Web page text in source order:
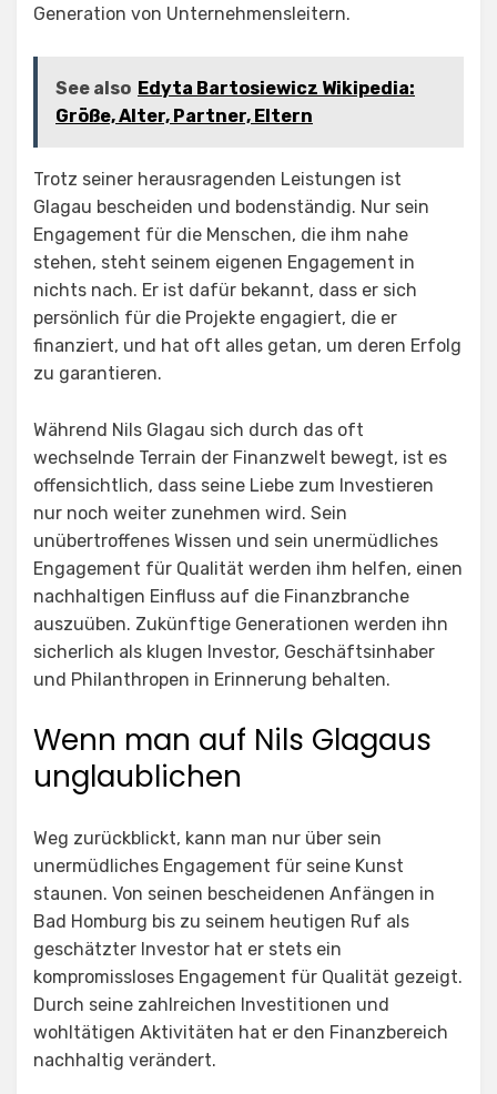
Generation von Unternehmensleitern.
See also Edyta Bartosiewicz Wikipedia:
Größe, Alter, Partner, Eltern
Trotz seiner herausragenden Leistungen ist
Glagau bescheiden und bodenständig. Nur sein
Engagement für die Menschen, die ihm nahe
stehen, steht seinem eigenen Engagement in
nichts nach. Er ist dafür bekannt, dass er sich
persönlich für die Projekte engagiert, die er
finanziert, und hat oft alles getan, um deren Erfolg
zu garantieren.
Während Nils Glagau sich durch das oft
wechselnde Terrain der Finanzwelt bewegt, ist es
offensichtlich, dass seine Liebe zum Investieren
nur noch weiter zunehmen wird. Sein
unübertroffenes Wissen und sein unermüdliches
Engagement für Qualität werden ihm helfen, einen
nachhaltigen Einfluss auf die Finanzbranche
auszuüben. Zukünftige Generationen werden ihn
sicherlich als klugen Investor, Geschäftsinhaber
und Philanthropen in Erinnerung behalten.
Wenn man auf Nils Glagaus
unglaublichen
Weg zurückblickt, kann man nur über sein
unermüdliches Engagement für seine Kunst
staunen. Von seinen bescheidenen Anfängen in
Bad Homburg bis zu seinem heutigen Ruf als
geschätzter Investor hat er stets ein
kompromissloses Engagement für Qualität gezeigt.
Durch seine zahlreichen Investitionen und
wohltätigen Aktivitäten hat er den Finanzbereich
nachhaltig verändert.